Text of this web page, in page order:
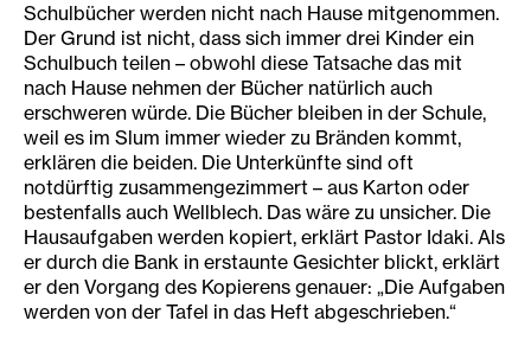
Schulbücher werden nicht nach Hause mitgenommen.
Der Grund ist nicht, dass sich immer drei Kinder ein
Schulbuch teilen – obwohl diese Tatsache das mit
nach Hause nehmen der Bücher natürlich auch
erschweren würde. Die Bücher bleiben in der Schule,
weil es im Slum immer wieder zu Bränden kommt,
erklären die beiden. Die Unterkünfte sind oft
notdürftig zusammengezimmert – aus Karton oder
bestenfalls auch Wellblech. Das wäre zu unsicher. Die
Hausaufgaben werden kopiert, erklärt Pastor Idaki. Als
er durch die Bank in erstaunte Gesichter blickt, erklärt
er den Vorgang des Kopierens genauer: „Die Aufgaben
werden von der Tafel in das Heft abgeschrieben.“